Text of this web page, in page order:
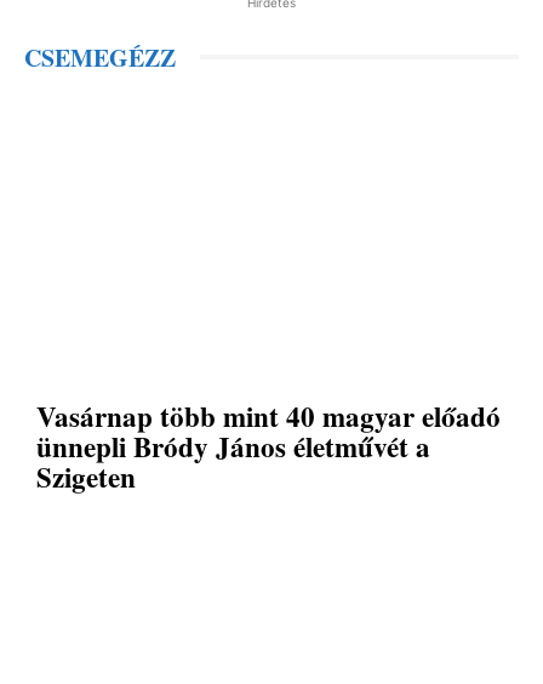
CSEMEGÉZZ
Vasárnap több mint 40 magyar előadó
ünnepli Bródy János életművét a
Szigeten